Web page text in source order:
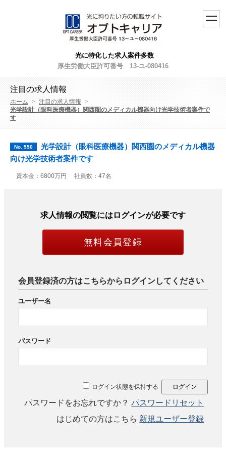
toggle
光に特化した求人案件多数
厚生労働大臣許可番号 13-ユ-080416
注目の求人情報
ホーム > 注目の求人情報 >
光学設計（眼科医療機器）関西圏のメディカル機器向け光学技術者案件で
す
No. 550
光学設計（眼科医療機器）関西圏のメディカル機器
向け光学技術者案件です
資本金：6800万円 社員数：47名
求人情報の閲覧にはログインが必要です
無料会員登録
会員登録済の方はこちらからログインしてください
ユーザー名
パスワード
ログイン状態を保持する
パスワードをお忘れですか？パスワードリセット
はじめての方はこちら 新規ユーザー登録